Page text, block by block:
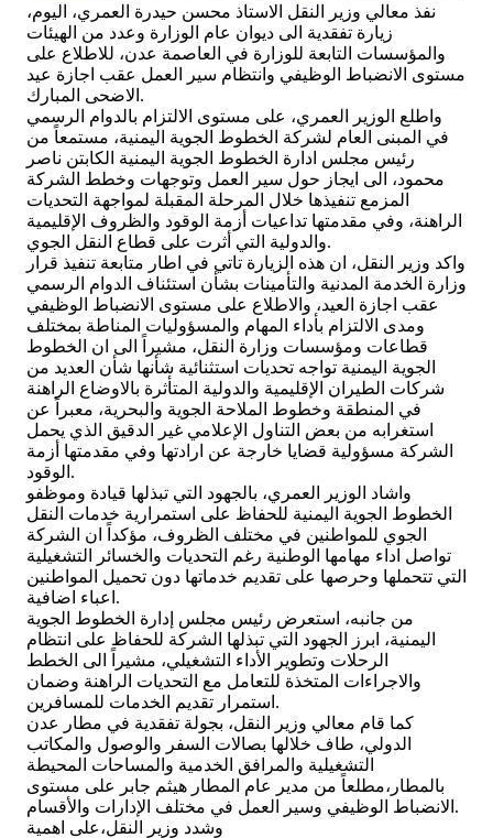
نفذ معالي وزير النقل الاستاذ محسن حيدرة العمري، اليوم،
زيارة تفقدية الى ديوان عام الوزارة وعدد من الهيئات
والمؤسسات التابعة للوزارة في العاصمة عدن، للاطلاع على
مستوى الانضباط الوظيفي وانتظام سير العمل عقب اجازة عيد
الاضحى المبارك.
واطلع الوزير العمري، على مستوى الالتزام بالدوام الرسمي
في المبنى العام لشركة الخطوط الجوية اليمنية، مستمعاً من
رئيس مجلس ادارة الخطوط الجوية اليمنية الكابتن ناصر
محمود، الى ايجاز حول سير العمل وتوجهات وخطط الشركة
المزمع تنفيذها خلال المرحلة المقبلة لمواجهة التحديات
الراهنة، وفي مقدمتها تداعيات أزمة الوقود والظروف الإقليمية
والدولية التي أثرت على قطاع النقل الجوي.
واكد وزير النقل، ان هذه الزيارة تاتي في اطار متابعة تنفيذ قرار
وزارة الخدمة المدنية والتأمينات بشأن استئناف الدوام الرسمي
عقب اجازة العيد، والاطلاع على مستوى الانضباط الوظيفي
ومدى الالتزام بأداء المهام والمسؤوليات المناطة بمختلف
قطاعات ومؤسسات وزارة النقل، مشيراً الى ان الخطوط
الجوية اليمنية تواجه تحديات استثنائية شأنها شأن العديد من
شركات الطيران الإقليمية والدولية المتأثرة بالاوضاع الراهنة
في المنطقة وخطوط الملاحة الجوية والبحرية، معبراً عن
استغرابه من بعض التناول الإعلامي غير الدقيق الذي يحمل
الشركة مسؤولية قضايا خارجة عن ارادتها وفي مقدمتها أزمة
الوقود.
واشاد الوزير العمري، بالجهود التي تبذلها قيادة وموظفو
الخطوط الجوية اليمنية للحفاظ على استمرارية خدمات النقل
الجوي للمواطنين في مختلف الظروف، مؤكداً ان الشركة
تواصل اداء مهامها الوطنية رغم التحديات والخسائر التشغيلية
التي تتحملها وحرصها على تقديم خدماتها دون تحميل المواطنين
اعباء اضافية.
من جانبه، استعرض رئيس مجلس إدارة الخطوط الجوية
اليمنية، ابرز الجهود التي تبذلها الشركة للحفاظ على انتظام
الرحلات وتطوير الأداء التشغيلي، مشيراً الى الخطط
والاجراءات المتخذة للتعامل مع التحديات الراهنة وضمان
استمرار تقديم الخدمات للمسافرين.
كما قام معالي وزير النقل، بجولة تفقدية في مطار عدن
الدولي، طاف خلالها بصالات السفر والوصول والمكاتب
التشغيلية والمرافق الخدمية والمساحات المحيطة
بالمطار،مطلعاً من مدير عام المطار هيثم جابر على مستوى
الانضباط الوظيفي وسير العمل في مختلف الإدارات والأقسام.
وشدد وزير النقل،على اهمية